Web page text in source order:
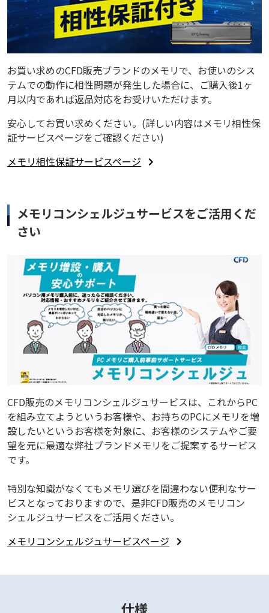
お買い求めのCFD販売ブランドのメモリで、お使いのシス
テムでの動作に相性問題が発生した場合に、ご購入後1ヶ
月以内であれば返品対応をお受けいただけます。
安心してお買い求めください。(詳しい内容はメモリ相性保
証サービスページをご確認ください)
メモリ相性保証サービスページ
メモリコンシェルジュサービスをご活用くだ
さい
CFD販売のメモリコンシェルジュサービスは、これからPC
を組み立てようというお客様や、お持ちのPCにメモリを増
設したいというお客様を対象に、お客様のシステムやご要
望を元に最適な弊社ブランドメモリをご提案するサービス
です。
特別な知識がなくてもメモリ選びを間違わない便利なサー
ビスとなっておりますので、是非CFD販売のメモリコン
シェルジュサービスをご活用ください。
メモリコンシェルジュサービスページ
仕様